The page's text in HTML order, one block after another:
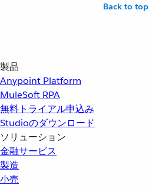
Back to top
製品
Anypoint Platform
MuleSoft RPA
無料トライアル申込み
Studioのダウンロード
ソリューション
金融サービス
製造
小売